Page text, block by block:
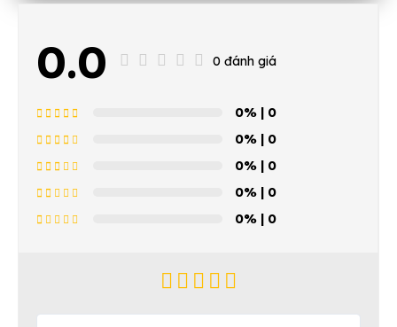
0.0 0 đánh giá
0% | 0
0% | 0
0% | 0
0% | 0
0% | 0